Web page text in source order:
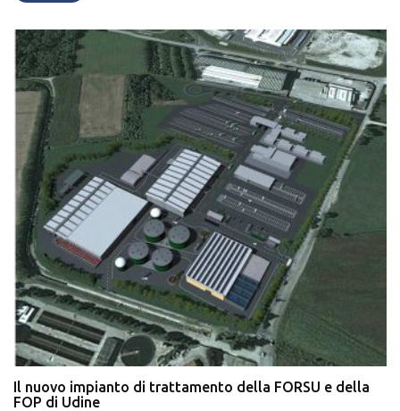
Il nuovo impianto di trattamento della FORSU e della
FOP di Udine